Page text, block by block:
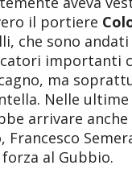
il portiere
che sono
importanti
ma
Nelle
arrivare anche
al Gubbio.